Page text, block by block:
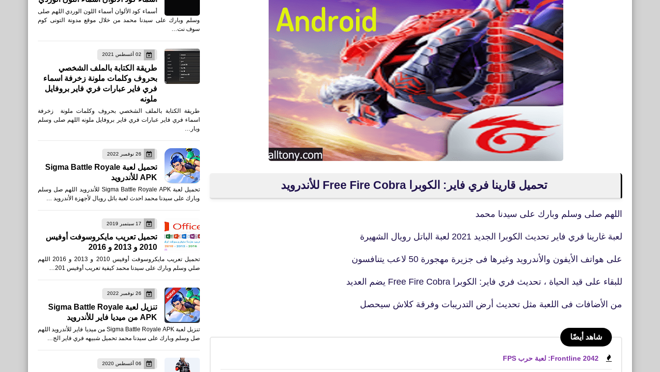
تحميل قارينا فري فاير: الكوبرا Free Fire Cobra للأندرويد
اللهم صلى وسلم وبارك على سيدنا محمد
لعبة غارينا فري فاير تحديث الكوبرا الجديد 2021 لعبة الباتل رويال الشهيرة
على هواتف الأيفون والأندرويد وغيرها فى جزيرة مهجورة 50 لاعب يتنافسون
للبقاء على قيد الحياة ، تحديث فري فاير: الكوبرا Free Fire Cobra يضم العديد
من الأضافات فى اللعبة مثل تحديث أرض التدريبات وفرقة كلاش سيحصل
شاهد أيضًا
Frontline 2042: لعبة حرب FPS
أسماء كود الألوان أسماء اللون الوردي اللهم صلى
وسلم وبارك على سيدنا محمد من خلال موقع مدونة التونى كوم
سوف نت…
02 أغسطس 2021
طريقة الكتابة بالملف الشخصي
بحروف وكلمات ملونة زخرفة اسماء
فري فاير عبارات فري فاير بروفايل
ملونه
طريقة الكتابة بالملف الشخصي بحروف وكلمات ملونة زخرفة
اسماء فري فاير عبارات فري فاير بروفايل ملونه اللهم صلى وسلم
وبار…
26 نوفمبر 2022
تحميل لعبة Sigma Battle Royale
APK للأندرويد
تحميل لعبة Sigma Battle Royale APK للأندرويد اللهم صل وسلم
وبارك على سيدنا محمد احدث لعبة باتل رويال لأجهزة الأندرويد …
17 سبتمبر 2019
تحميل تعريب مايكروسوفت أوفيس
2010 و 2013 و 2016
تحميل تعريب مايكروسوفت أوفيس 2010 و 2013 و 2016 اللهم
صلي وسلم وبارك على سيدنا محمد كيفية تعريب أوفيس 201…
26 نوفمبر 2022
تنزيل لعبة Sigma Battle Royale
APK من ميديا فاير للأندرويد
تنزيل لعبة Sigma Battle Royale APK من ميديا فاير للأندرويد اللهم
صل وسلم وبارك على سيدنا محمد تحميل شبيهه فري فاير الج…
06 أغسطس 2020
العاب
تحميل قارينا فري فاير: عصر
جديد Free Fire - The New
Era للأندرويد APK - TapTap
اخبار
الأكثر استماعًا في مصر
الفنانون الأغاني الألبومات لعام